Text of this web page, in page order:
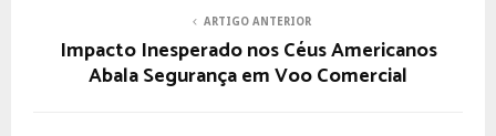
ARTIGO ANTERIOR
Impacto Inesperado nos Céus Americanos
Abala Segurança em Voo Comercial